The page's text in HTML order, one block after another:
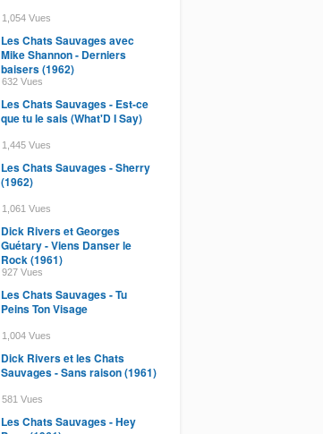
1,054 Vues
Les Chats Sauvages avec
Mike Shannon - Derniers
baisers (1962)
632 Vues
Les Chats Sauvages - Est-ce
que tu le sais (What'D I Say)
1,445 Vues
Les Chats Sauvages - Sherry
(1962)
1,061 Vues
Dick Rivers et Georges
Guétary - Viens Danser le
Rock (1961)
927 Vues
Les Chats Sauvages - Tu
Peins Ton Visage
1,004 Vues
Dick Rivers et les Chats
Sauvages - Sans raison (1961)
581 Vues
Les Chats Sauvages - Hey